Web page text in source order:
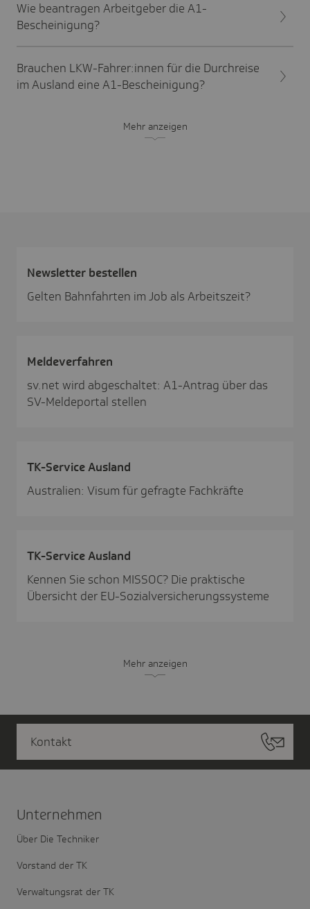
Wie beantragen Arbeitgeber die A1-
Bescheinigung?
Brauchen LKW-Fahrer:innen für die Durchreise
im Ausland eine A1-Bescheinigung?
Mehr anzeigen
News­letter bestellen
Gelten Bahnfahrten im Job als Arbeitszeit?
Melde­ver­fahren
sv.net wird abgeschaltet: A1-Antrag über das
SV-Meldeportal stellen
TK-Service Ausland
Australien: Visum für gefragte Fachkräfte
TK-Service Ausland
Kennen Sie schon MISSOC? Die praktische
Übersicht der EU-Sozialversicherungssysteme
Mehr anzeigen
Kontakt
Unter­nehmen
Über Die Techniker
Vorstand der TK
Verwaltungsrat der TK